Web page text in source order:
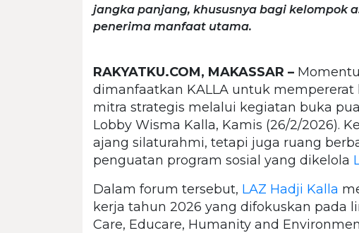
jangka panjang, khususnya bagi kelompok
penerima manfaat utama.
RAKYATKU.COM, MAKASSAR –
dimanfaatkan KALLA untuk
mitra strategis melalui kegiatan buka
Lobby Wisma Kalla, Kamis (26/2/2026).
ajang silaturahmi, tetapi juga ruang
penguatan program sosial yang dikelola
Dalam forum tersebut, LAZ Hadji Kalla
kerja tahun 2026 yang difokuskan pada
Care, Educare, Humanity and